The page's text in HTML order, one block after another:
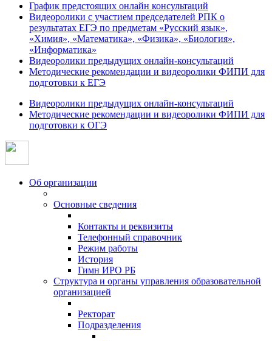
График предстоящих онлайн консультаций
Видеоролики с участием председателей РПК о
результатах ЕГЭ по предметам «Русский язык»,
«Химия», «Математика», «Физика», «Биология»,
«Информатика»
Видеоролики предыдущих онлайн-консультаций
Методические рекомендации и видеоролики ФИПИ для
подготовки к ЕГЭ
Видеоролики предыдущих онлайн-консультаций
Методические рекомендации и видеоролики ФИПИ для
подготовки к ОГЭ
Об организации
Основные сведения
Контакты и реквизиты
Телефонный справочник
Режим работы
История
Гимн ИРО РБ
Структура и органы управления образовательной
организацией
Ректорат
Подразделения